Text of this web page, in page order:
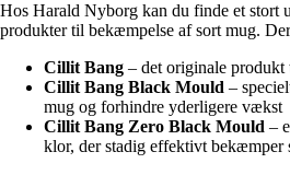
Hos Harald Nyborg kan du finde et stort
produkter til bekæmpelse af sort mug.
Cillit Bang – det originale
Cillit Bang Black Mould –
mug og forhindre yderligere vækst
Cillit Bang Zero Black Mould –
klor, der stadig effektivt bekæmper